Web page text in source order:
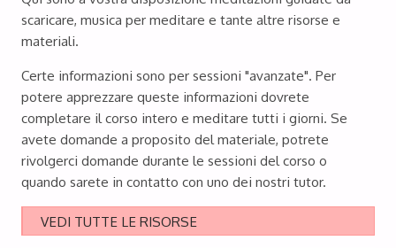
scaricare, musica per meditare e tante altre risorse e
materiali.
Certe informazioni sono per sessioni "avanzate". Per
potere apprezzare queste informazioni dovrete
completare il corso intero e meditare tutti i giorni. Se
avete domande a proposito del materiale, potrete
rivolgerci domande durante le sessioni del corso o
quando sarete in contatto con uno dei nostri tutor.
VEDI TUTTE LE RISORSE